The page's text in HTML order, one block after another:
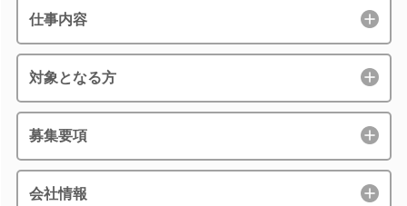
仕事内容
対象となる方
募集要項
会社情報